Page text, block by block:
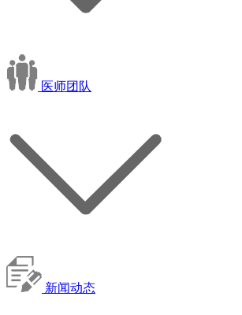
医师团队
新闻动态